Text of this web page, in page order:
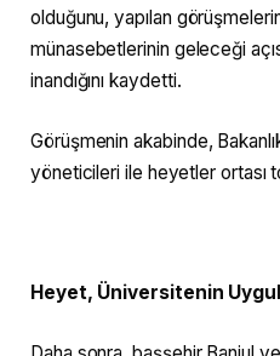
olduğunu, yapılan
münasebetlerinin geleceği
inandığını kaydetti.
Görüşmenin akabinde,
yöneticileri ile heyetler ortası
Heyet, Üniversitenin